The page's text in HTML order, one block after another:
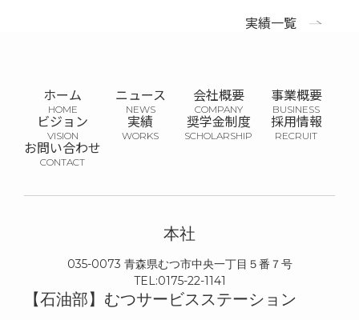
実績一覧
ホーム ニュース 会社概要
事業概要
ビジョン
実績 奨学金制度
採用情報
お問い合わせ
本社
035-0073 青森県むつ市中央一丁目５番７号
0175-22-1141
【石油部】むつサービスステーション